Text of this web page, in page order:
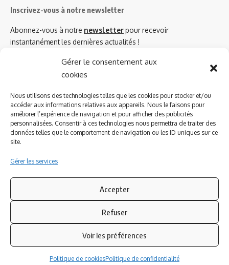
Gérer le consentement aux
cookies
Nous utilisons des technologies telles que les cookies pour stocker et/ou
accéder aux informations relatives aux appareils. Nous le faisons pour
améliorer l’expérience de navigation et pour afficher des publicités
personnalisées. Consentir à ces technologies nous permettra de traiter des
données telles que le comportement de navigation ou les ID uniques sur ce
site.
Gérer les services
Accepter
Refuser
Voir les préférences
Politique de cookiesPolitique de confidentialité
Inscrivez-vous à notre newsletter
Abonnez-vous à notre newsletterpour recevoir
instantanément les dernières actualités !
Azinat.com TV soutient
Suivez-nous
© 2023 Azinat.com TV édité et géré par WOOMEET SAS, powered by
Wordpress.